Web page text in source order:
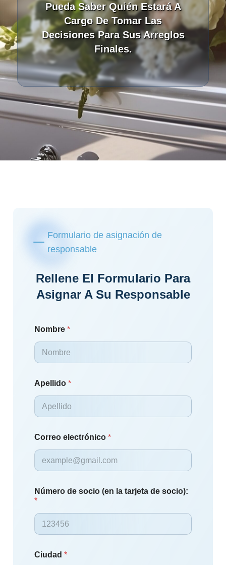
Pueda Saber Quién Estará A
Cargo De Tomar Las
Decisiones Para Sus Arreglos
Finales.
Formulario de asignación de
responsable
Rellene El Formulario Para
Asignar A Su Responsable
Nombre *
Apellido *
Correo electrónico *
Número de socio (en la tarjeta de socio):
*
Ciudad *